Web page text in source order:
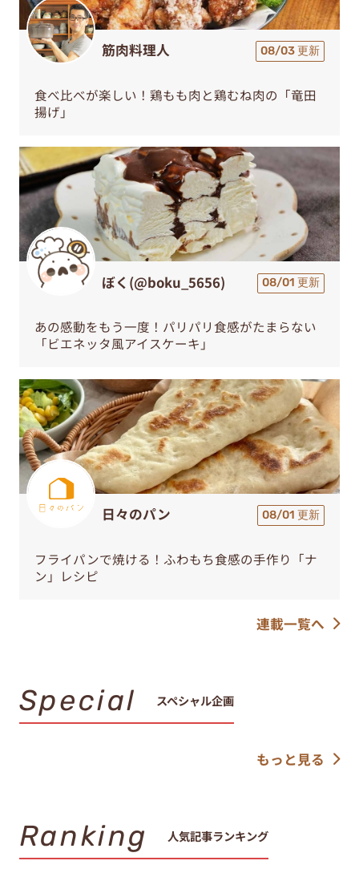
筋肉料理人 08/03 更新
食べ比べが楽しい！鶏もも肉と鶏むね肉の「竜田
揚げ」
ぼく(@boku_5656) 08/01 更新
あの感動をもう一度！パリパリ食感がたまらない
「ビエネッタ風アイスケーキ」
日々のパン 08/01 更新
フライパンで焼ける！ふわもち食感の手作り「ナ
ン」レシピ
連載一覧へ
Special スペシャル企画
もっと見る
Ranking 人気記事ランキング